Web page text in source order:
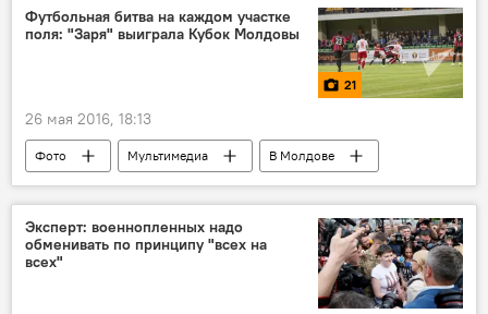
Футбольная битва на каждом участке
поля: "Заря" выиграла Кубок Молдовы
21
26 мая 2016, 18:13
Фото Мультимедиа В Молдове
Эксперт: военнопленных надо
обменивать по принципу "всех на
всех"